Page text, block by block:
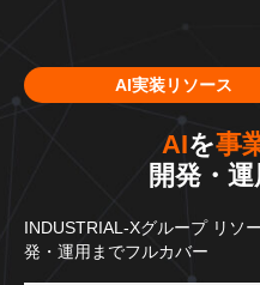
AI実装リソース
AIを事
開発・
INDUSTRIAL-Xグループリソ
発・運用までフルカバー